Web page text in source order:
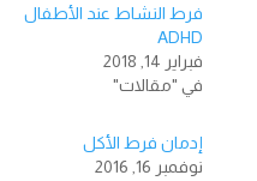
فرط النشاط عند الأطفال
ADHD
فبراير 14, 2018
في "مقالات"
إدمان فرط الأكل
نوفمبر 16, 2016